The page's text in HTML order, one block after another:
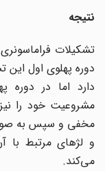
نتیجه
تشکیلات فراماسونری
دوره پهلوی اول این
دارد اما در دوره
مشروعیت خود را
مخفی و سپس به صورت
و لژهای مرتبط با
می‌کند.